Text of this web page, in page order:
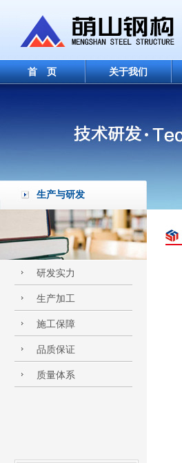
首 页 关于我们
生产与研发
研发实力
生产加工
施工保障
品质保证
质量体系